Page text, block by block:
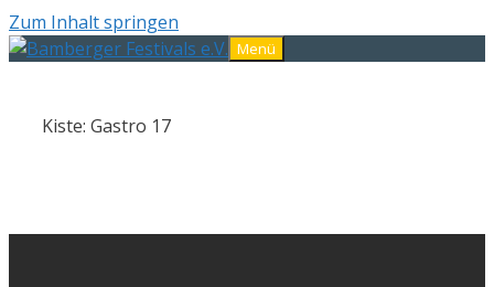
Zum Inhalt springen
Menü
Kiste: Gastro 17